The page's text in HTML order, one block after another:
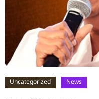
Uncategorized News